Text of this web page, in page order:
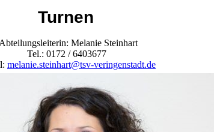
Turnen
Abteilungsleiterin: Melanie Steinhart
Tel.: 0172 / 6403677
melanie.steinhart@tsv-veringenstadt.de